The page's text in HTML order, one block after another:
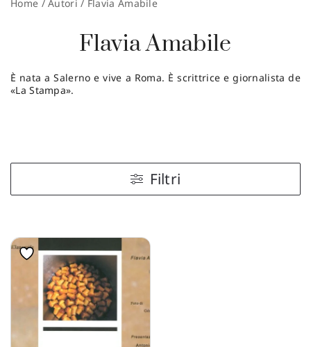
Home / Autori / Flavia Amabile
Flavia Amabile
È nata a Salerno e vive a Roma. È scrittrice e giornalista de
«La Stampa».
Filtri